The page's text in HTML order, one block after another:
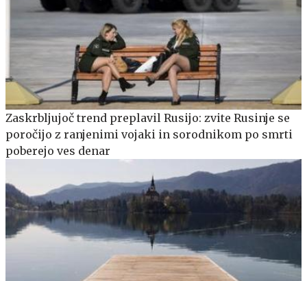
Zaskrbljujoč trend preplavil Rusijo: zvite Rusinje se
poročijo z ranjenimi vojaki in sorodnikom po smrti
poberejo ves denar